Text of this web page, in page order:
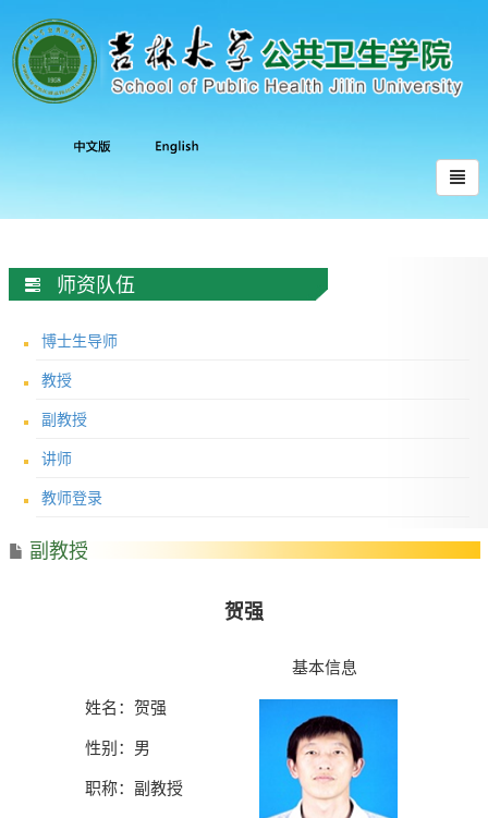
师资队伍
博士生导师
教授
副教授
讲师
教师登录
副教授
贺强
基本信息
姓名： 贺强
性别： 男
职称： 副教授